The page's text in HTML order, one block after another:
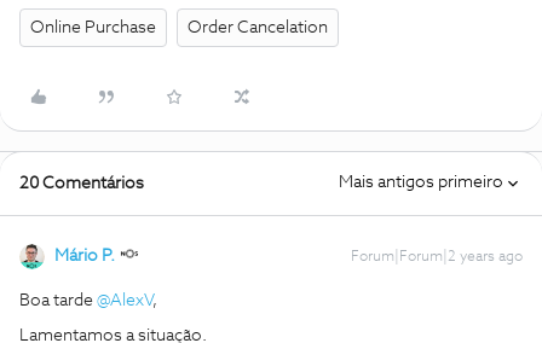
Online Purchase Order Cancelation
20 Comentários Mais antigos primeiro
Mário P. Forum|Forum|2 years ago
Boa tarde @AlexV,
Lamentamos a situação.